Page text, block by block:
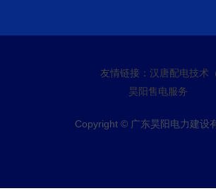
友情链接： 汉唐配电技术
昊阳售电服务
Copyright © 广东昊阳电力建设